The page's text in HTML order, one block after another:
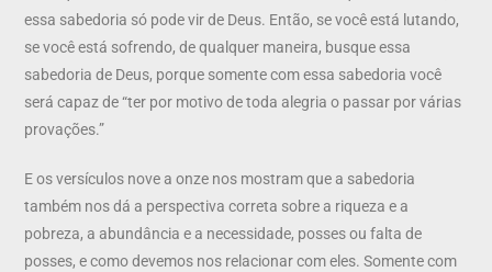
essa sabedoria só pode vir de Deus. Então, se você está lutando,
se você está sofrendo, de qualquer maneira, busque essa
sabedoria de Deus, porque somente com essa sabedoria você
será capaz de “ter por motivo de toda alegria o passar por várias
provações.”
E os versículos nove a onze nos mostram que a sabedoria
também nos dá a perspectiva correta sobre a riqueza e a
pobreza, a abundância e a necessidade, posses ou falta de
posses, e como devemos nos relacionar com eles. Somente com